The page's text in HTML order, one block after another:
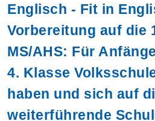
Englisch - Fit in
Vorbereitung auf die
MS/AHS: Für
4. Klasse
haben und sich auf
weiterführende